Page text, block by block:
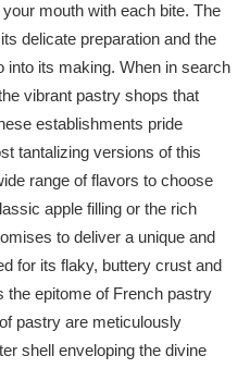
mouth with each bite. The
delicate preparation and the
into its making. When in search
vibrant pastry shops that
establishments pride
tantalizing versions of this
range of flavors to choose
apple filling or the rich
to deliver a unique and
for its flaky, buttery crust and
the epitome of French pastry
pastry are meticulously
shell enveloping the divine